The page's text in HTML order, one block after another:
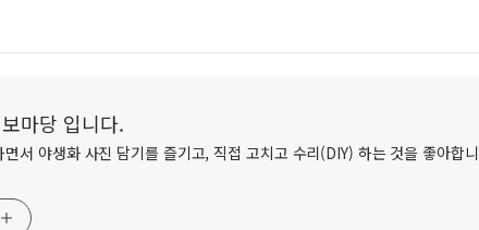
마당 입니다.
면서 야생화 사진 담기를 즐기고, 직접 고치고 수리(DIY) 하는 것을 좋아합니